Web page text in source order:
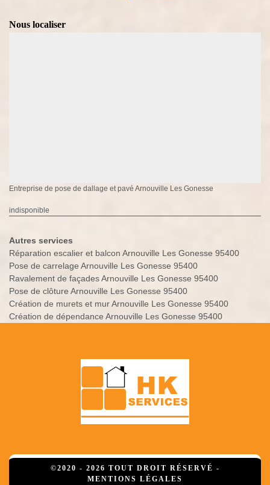
Nous localiser
Entreprise de pose de dallage et pavé Arnouville Les Gonesse
indisponible
Autres services
Réparation escalier et balcon Arnouville Les Gonesse 95400
Pose de carrelage Arnouville Les Gonesse 95400
Ravalement de façades Arnouville Les Gonesse 95400
Pose de clôture Arnouville Les Gonesse 95400
Création de murets et mur Arnouville Les Gonesse 95400
Création de dépendance Arnouville Les Gonesse 95400
©2020 - 2026 TOUT DROIT RÉSERVÉ -
MENTIONS LÉGALES